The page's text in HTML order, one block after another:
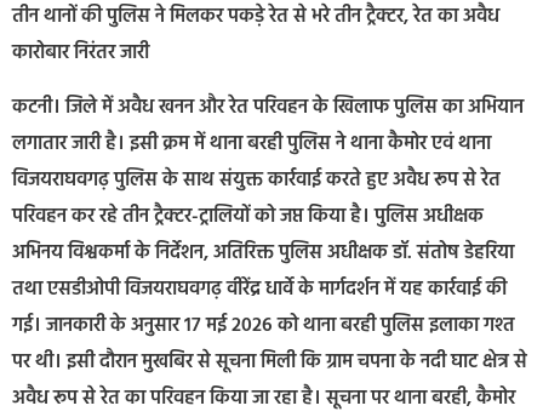
तीन थानों की पुलिस ने मिलकर पकड़े रेत से भरे तीन ट्रैक्टर, रेत का अवैध
कारोबार निरंतर जारी
कटनी। जिले में अवैध खनन और रेत परिवहन के खिलाफ पुलिस का अभियान
लगातार जारी है। इसी क्रम में थाना बरही पुलिस ने थाना कैमोर एवं थाना
विजयराघवगढ़ पुलिस के साथ संयुक्त कार्रवाई करते हुए अवैध रूप से रेत
परिवहन कर रहे तीन ट्रैक्टर-ट्रालियों को जप्त किया है। पुलिस अधीक्षक
अभिनय विश्वकर्मा के निर्देशन, अतिरिक्त पुलिस अधीक्षक डॉ. संतोष डेहरिया
तथा एसडीओपी विजयराघवगढ़ वीरेंद्र धार्वे के मार्गदर्शन में यह कार्रवाई की
गई। जानकारी के अनुसार 17 मई 2026 को थाना बरही पुलिस इलाका गश्त
पर थी। इसी दौरान मुखबिर से सूचना मिली कि ग्राम चपना के नदी घाट क्षेत्र से
अवैध रूप से रेत का परिवहन किया जा रहा है। सूचना पर थाना बरही, कैमोर